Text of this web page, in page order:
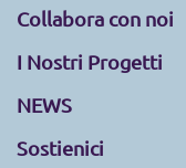
Collabora con noi
I Nostri Progetti
NEWS
Sostienici